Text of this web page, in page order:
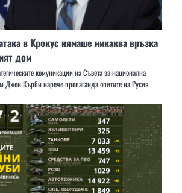
в Крокус нямаше никаква връзка
дом
комуникации на Съвета за национална
Джон Кърби нарече пропаганда опитите на Русия